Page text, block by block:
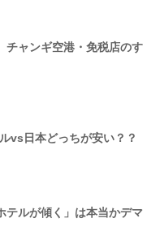
チャンギ空港・免税店のす
vs日本どっちが安い？？
テルが傾く」は本当かデマ